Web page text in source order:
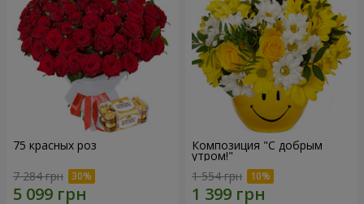
75 красных роз
7 284 грн
Композиция "С добрым
утром!"
1 554 грн